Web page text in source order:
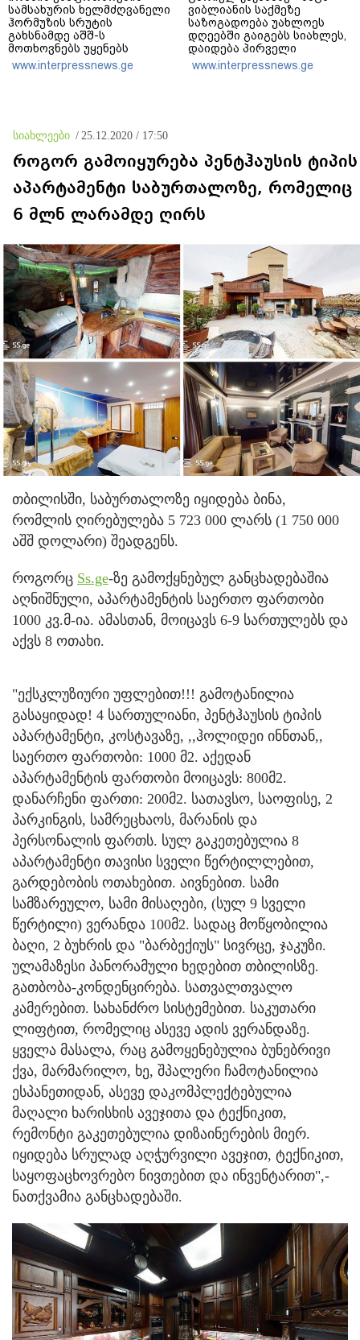
სამსახურის ხელმძღვანელი
ჰორმუზის სრუტის
გახსნამდე აშშ-ს
მოთხოვნებს უყენებს
www.interpressnews.ge
ვიბლიანის საქმეზე
საზოგადოება უახლოეს
დღეებში გაიგებს სიახლეს,
დაიდება პირველი
მნიშვნელოვანი შედეგი და
ოფიციალურად ცნობენ
www.interpressnews.ge
სიახლეები / 25.12.2020 / 17:50
როგორ გამოიყურება პენტჰაუსის ტიპის
აპარტამენტი საბურთალოზე, რომელიც
6 მლნ ლარამდე ღირს
თბილისში, საბურთალოზე იყიდება ბინა,
რომლის ღირებულება 5 723 000 ლარს (1 750 000
აშშ დოლარი) შეადგენს.
როგორც Ss.ge-ზე გამოქყნებულ განცხადებაშია
აღნიშნული, აპარტამენტის საერთო ფართობი
1000 კვ.მ-ია. ამასთან, მოიცავს 6-9 სართულებს და
აქვს 8 ოთახი.
"ექსკლუზიური უფლებით!!! გამოტანილია
გასაყიდად! 4 სართულიანი, პენტჰაუსის ტიპის
აპარტამენტი, კოსტავაზე, ,,ჰოლიდეი ინნთან,,
საერთო ფართობი: 1000 მ2. აქედან
აპარტამენტის ფართობი მოიცავს: 800მ2.
დანარჩენი ფართი: 200მ2. სათავსო, საოფისე, 2
პარკინგის, სამრეცხაოს, მარანის და
პერსონალის ფართს. სულ გაკეთებულია 8
აპარტამენტი თავისი სველი წერტილლებით,
გარდებობის ოთახებით. აივნებით. სამი
სამზარეულო, სამი მისაღები, (სულ 9 სველი
წერტილი) ვერანდა 100მ2. სადაც მოწყობილია
ბაღი, 2 ბუხრის და "ბარბექიუს" სივრცე, ჯაკუზი.
ულამაზესი პანორამული ხედებით თბილისზე.
გათბობა-კონდენცირება. სათვალთვალო
კამერებით. სახანძრო სისტემებით. საკუთარი
ლიფტით, რომელიც ასევე ადის ვერანდაზე.
ყველა მასალა, რაც გამოყენებულია ბუნებრივი
ქვა, მარმარილო, ხე, შპალერი ჩამოტანილია
ესპანეთიდან, ასევე დაკომპლექტებულია
მაღალი ხარისხის ავეჯითა და ტექნიკით,
რემონტი გაკეთებულია დიზაინერების მიერ.
იყიდება სრულად აღჭურვილი ავეჯით, ტექნიკით,
საყოფაცხოვრებო ნივთებით და ინვენტარით",-
ნათქვამია განცხადებაში.